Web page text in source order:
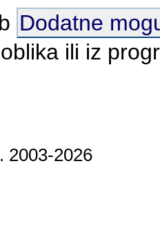
Dodatne
ili iz
2003-2026